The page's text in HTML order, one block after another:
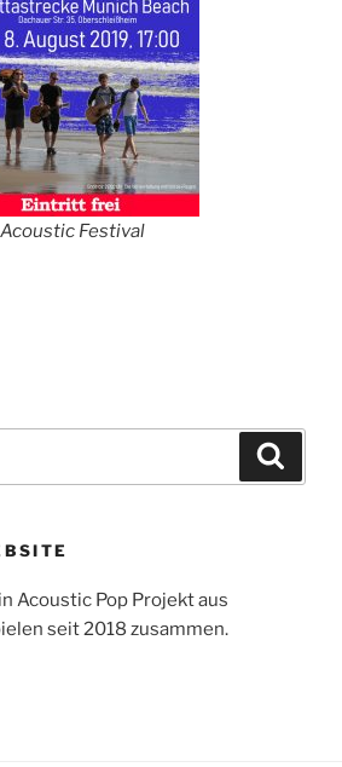
Festival
Acoustic Pop Projekt aus
seit 2018 zusammen.